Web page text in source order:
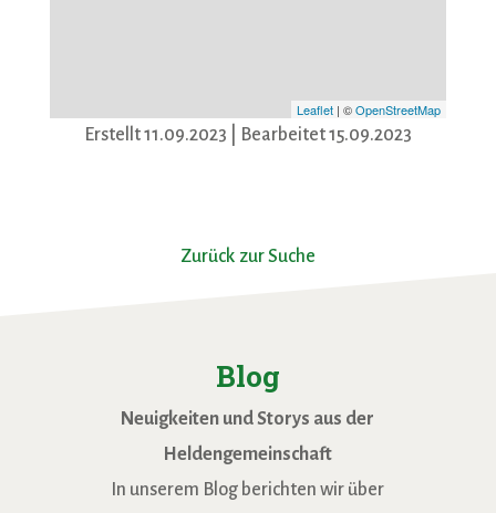
Leaflet | ©OpenStreetMap
Erstellt 11.09.2023 | Bearbeitet 15.09.2023
Zurück zur Suche
Blog
Neuigkeiten und Storys aus der
Heldengemeinschaft
In unserem Blog berichten wir über